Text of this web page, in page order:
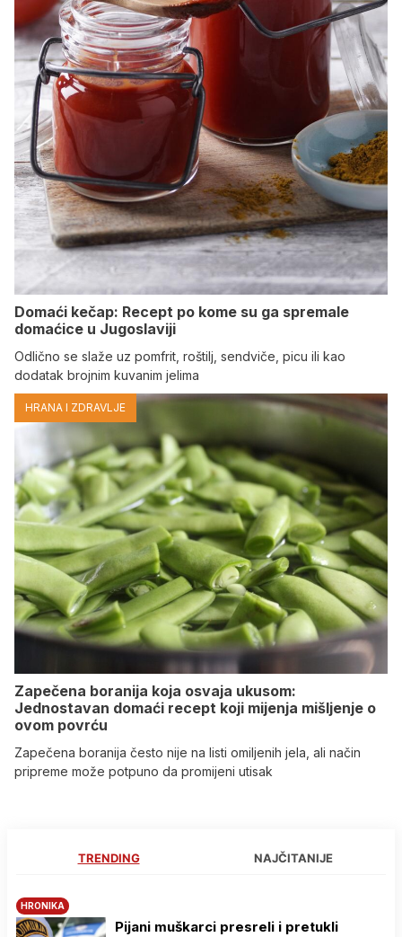
Domaći kečap: Recept po kome su ga spremale
domaćice u Jugoslaviji
Odlično se slaže uz pomfrit, roštilj, sendviče, picu ili kao
dodatak brojnim kuvanim jelima
HRANA I ZDRAVLJE
Zapečena boranija koja osvaja ukusom:
Jednostavan domaći recept koji mijenja mišljenje o
ovom povrću
Zapečena boranija često nije na listi omiljenih jela, ali način
pripreme može potpuno da promijeni utisak
TRENDING NAJČITANIJE
HRONIKA
Pijani muškarci presreli i pretukli